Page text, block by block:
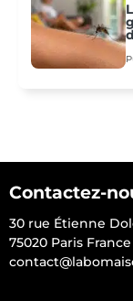
Contactez-
30 rue Étienne
75020 Paris France